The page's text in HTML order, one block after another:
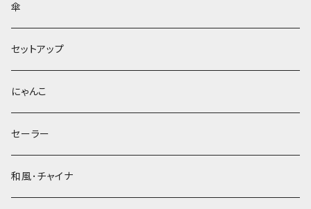
傘
セットアップ
にゃんこ
セーラー
和風･チャイナ